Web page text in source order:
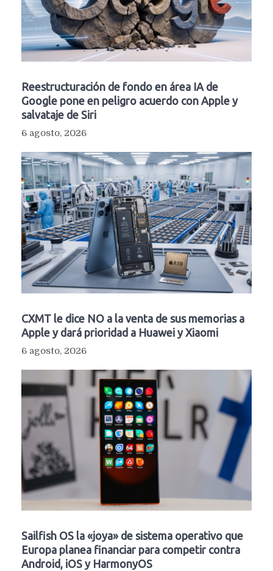
Reestructuración de fondo en área IA de
Google pone en peligro acuerdo con Apple y
salvataje de Siri
6 agosto, 2026
CXMT le dice NO a la venta de sus memorias a
Apple y dará prioridad a Huawei y Xiaomi
6 agosto, 2026
Sailfish OS la «joya» de sistema operativo que
Europa planea financiar para competir contra
Android, iOS y HarmonyOS